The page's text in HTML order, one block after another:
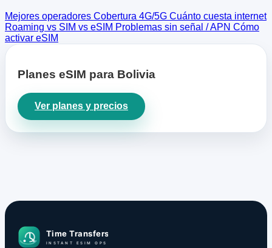
Mejores operadores Cobertura 4G/5G Cuánto cuesta internet
Roaming vs SIM vs eSIM Problemas sin señal / APN Cómo
activar eSIM
Planes eSIM para Bolivia
Ver planes y precios